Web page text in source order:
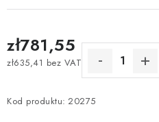
zł781,55
zł635,41 bez VAT
Cena jednostkowa:
Kod produktu: 20275